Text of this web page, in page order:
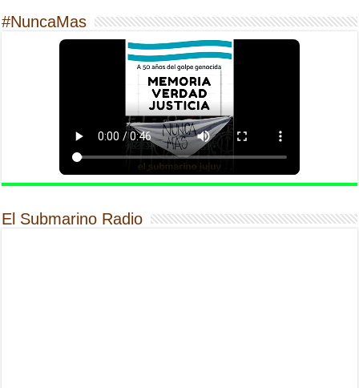
#NuncaMas
El Submarino Radio